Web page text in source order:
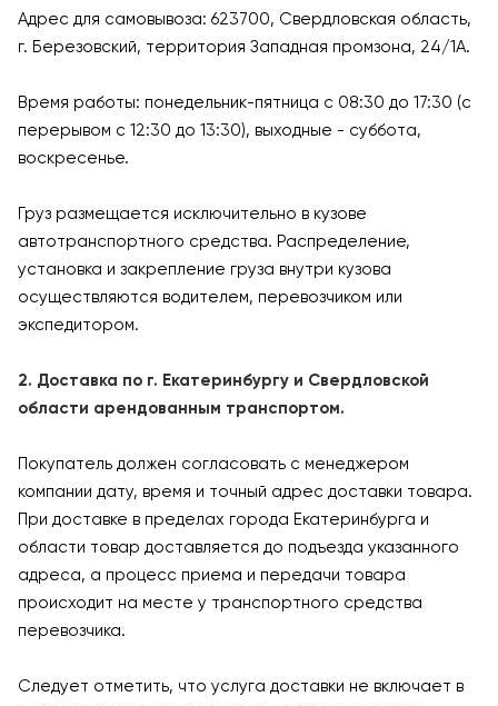
Адрес для самовывоза: 623700, Свердловская область,
г. Березовский, территория Западная промзона, 24/1А.
Время работы: понедельник-пятница с 08:30 до 17:30 (с
перерывом с 12:30 до 13:30), выходные - суббота,
воскресенье.
Груз размещается исключительно в кузове
автотранспортного средства. Распределение,
установка и закрепление груза внутри кузова
осуществляются водителем, перевозчиком или
экспедитором.
2. Доставка по г. Екатеринбургу и Свердловской
области арендованным транспортом.
Покупатель должен согласовать с менеджером
компании дату, время и точный адрес доставки товара.
При доставке в пределах города Екатеринбурга и
области товар доставляется до подъезда указанного
адреса, а процесс приема и передачи товара
происходит на месте у транспортного средства
перевозчика.
Следует отметить, что услуга доставки не включает в